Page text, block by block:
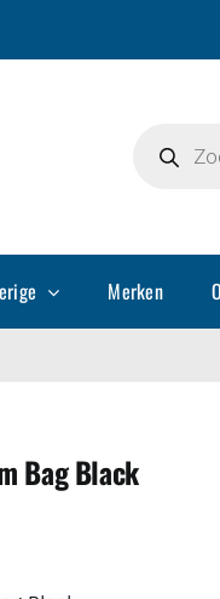
zoeken
Merken
Bag Black